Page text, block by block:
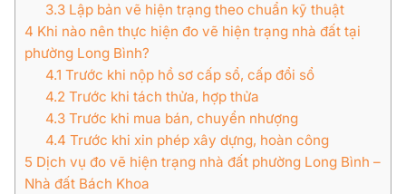
3.3Lập bản vẽ hiện trạng theo chuẩn kỹ thuật
4 Khi nào nên thực hiện đo vẽ hiện trạng nhà đất tại
phường Long Bình?
4.1 Trước khi nộp hồ sơ cấp sổ, cấp đổi sổ
4.2Trước khi tách thửa, hợp thửa
4.3Trước khi mua bán, chuyển nhượng
4.4 Trước khi xin phép xây dựng, hoàn công
5 Dịch vụ đo vẽ hiện trạng nhà đất phường Long Bình –
Nhà đất Bách Khoa